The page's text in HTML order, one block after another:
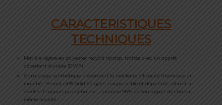
CARACTERISTIQUES
TECHNIQUES
Matière légère en polyester recyclé ripstop, traitée avec un apprêt
déperlant durable (DWR)
Garnissage synthétique présentant la meilleure efficacité thermique du
marché : PrimaLoft® Gold 60 g/m², compressible et déperlant, offrant un
excellent rapport poids/chaleur ; conserve 96% de son apport de chaleur,
même mouillé